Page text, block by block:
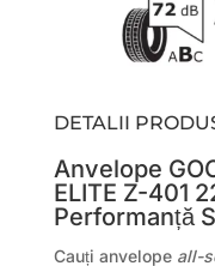
DETALII
Anvelope
ELITE Z-401
Performanță
Cauți anvelope all-